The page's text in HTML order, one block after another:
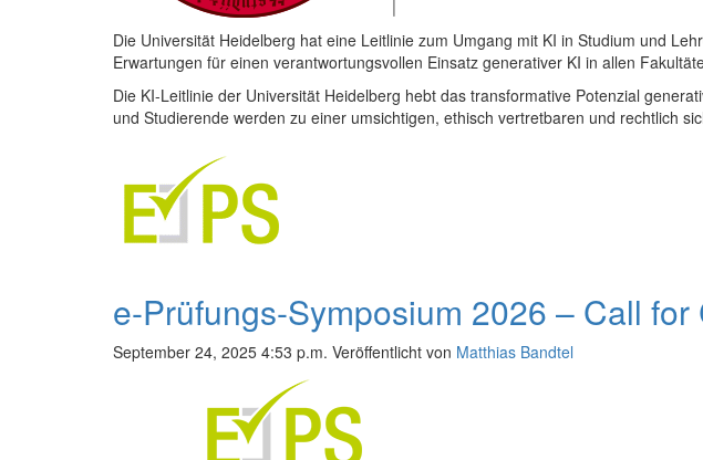
Die Universität Heidelberg hat eine Leitlinie zum Umgang mit KI in Studium und
Erwartungen für einen verantwortungsvollen Einsatz generativer KI in allen
Die KI-Leitlinie der Universität Heidelberg hebt das transformative Potenzial
und Studierende werden zu einer umsichtigen, ethisch vertretbaren und rechtlich
e-Prüfungs-Symposium 2026 – Call for
September 24, 2025 4:53 p.m. Veröffentlicht von Matthias Bandtel